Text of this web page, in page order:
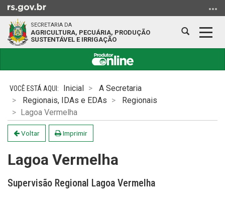
para
conteúdo
menu
para
busca
SECRETARIA DA
AGRICULTURA, PECUÁRIA, PRODUÇÃO
SUSTENTÁVEL E IRRIGAÇÃO
Abrir
conteúdo
Inicial
A Secretaria
Regionais, IDAs e EDAs
Regionais
Lagoa Vermelha
Voltar Imprimir
Lagoa Vermelha
Supervisão Regional Lagoa Vermelha